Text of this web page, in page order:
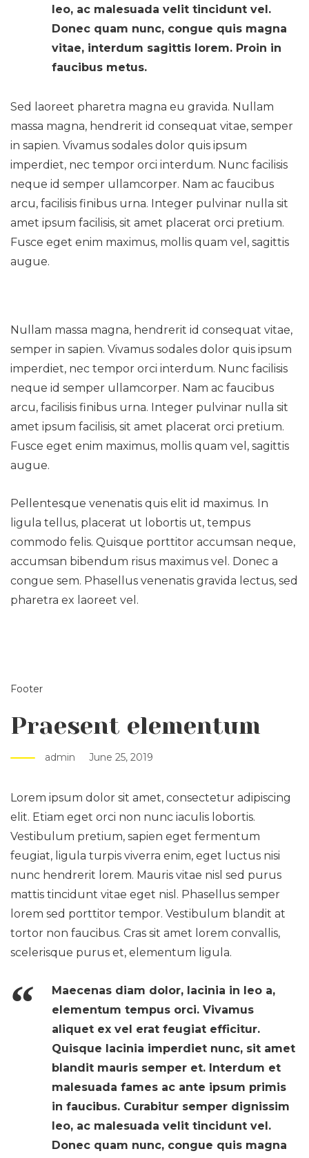
leo, ac malesuada velit tincidunt vel.
Donec quam nunc, congue quis magna
vitae, interdum sagittis lorem. Proin in
faucibus metus.
Sed laoreet pharetra magna eu gravida. Nullam
massa magna, hendrerit id consequat vitae, semper
in sapien. Vivamus sodales dolor quis ipsum
imperdiet, nec tempor orci interdum. Nunc facilisis
neque id semper ullamcorper. Nam ac faucibus
arcu, facilisis finibus urna. Integer pulvinar nulla sit
amet ipsum facilisis, sit amet placerat orci pretium.
Fusce eget enim maximus, mollis quam vel, sagittis
augue.
Nullam massa magna, hendrerit id consequat vitae,
semper in sapien. Vivamus sodales dolor quis ipsum
imperdiet, nec tempor orci interdum. Nunc facilisis
neque id semper ullamcorper. Nam ac faucibus
arcu, facilisis finibus urna. Integer pulvinar nulla sit
amet ipsum facilisis, sit amet placerat orci pretium.
Fusce eget enim maximus, mollis quam vel, sagittis
augue.
Pellentesque venenatis quis elit id maximus. In
ligula tellus, placerat ut lobortis ut, tempus
commodo felis. Quisque porttitor accumsan neque,
accumsan bibendum risus maximus vel. Donec a
congue sem. Phasellus venenatis gravida lectus, sed
pharetra ex laoreet vel.
Footer
Praesent elementum
admin June 25, 2019
Lorem ipsum dolor sit amet, consectetur adipiscing
elit. Etiam eget orci non nunc iaculis lobortis.
Vestibulum pretium, sapien eget fermentum
feugiat, ligula turpis viverra enim, eget luctus nisi
nunc hendrerit lorem. Mauris vitae nisl sed purus
mattis tincidunt vitae eget nisl. Phasellus semper
lorem sed porttitor tempor. Vestibulum blandit at
tortor non faucibus. Cras sit amet lorem convallis,
scelerisque purus et, elementum ligula.
Maecenas diam dolor, lacinia in leo a,
elementum tempus orci. Vivamus
aliquet ex vel erat feugiat efficitur.
Quisque lacinia imperdiet nunc, sit amet
blandit mauris semper et. Interdum et
malesuada fames ac ante ipsum primis
in faucibus. Curabitur semper dignissim
leo, ac malesuada velit tincidunt vel.
Donec quam nunc, congue quis magna